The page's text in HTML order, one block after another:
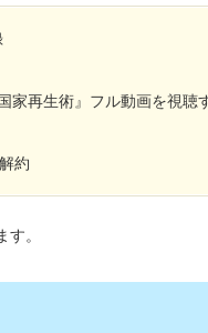
家再生術』フル動画を視聴
約
。